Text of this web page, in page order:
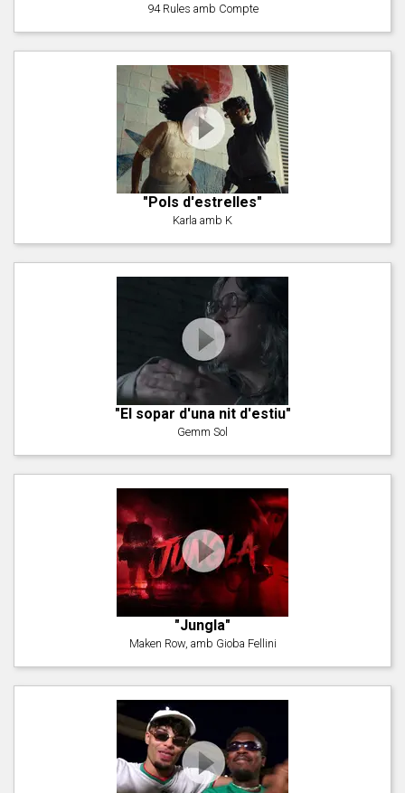
94 Rules amb Compte
"Pols d'estrelles"
Karla amb K
"El sopar d'una nit d'estiu"
Gemm Sol
"Jungla"
Maken Row, amb Gioba Fellini